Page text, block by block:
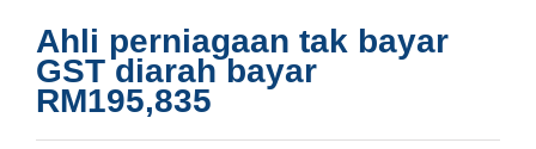
Ahli perniagaan tak bayar
GST diarah bayar
RM195,835